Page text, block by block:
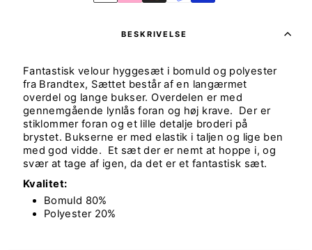
BESKRIVELSE
Fantastisk velour hyggesæt i bomuld og polyester
fra Brandtex, Sættet består af en langærmet
overdel og lange bukser. Overdelen er med
gennemgående lynlås foran og høj krave. Der er
stiklommer foran og et lille detalje broderi på
brystet. Bukserne er med elastik i taljen og lige ben
med god vidde. Et sæt der er nemt at hoppe i, og
svær at tage af igen, da det er et fantastisk sæt.
Kvalitet:
Bomuld 80%
Polyester 20%